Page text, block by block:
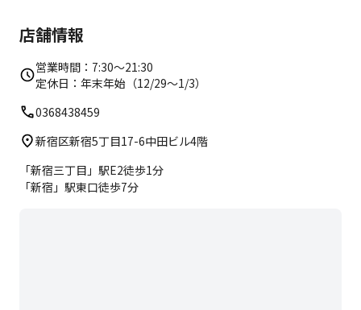
店舗情報
営業時間：7:30～21:30
定休日：年末年始（12/29～1/3）
0368438459
新宿区新宿5丁目17-6中田ビル4階
「新宿三丁目」駅E2徒歩1分
「新宿」駅東口徒歩7分